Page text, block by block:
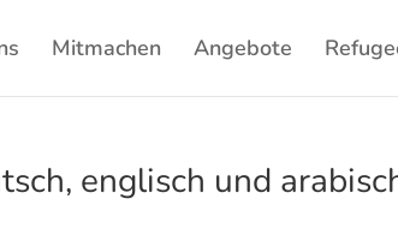
Mitmachen Angebote
englisch und